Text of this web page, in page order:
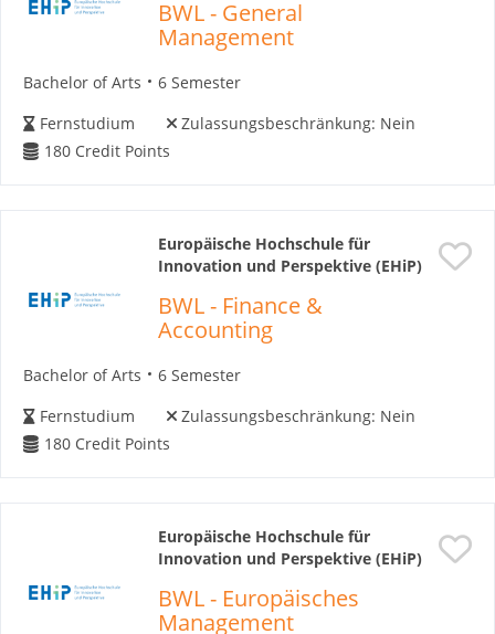
BWL - General
Management
Bachelor of Arts
6 Semester
Fernstudium
Zulassungsbeschränkung: Nein
180 Credit Points
Europäische Hochschule für
Innovation und Perspektive (EHiP)
BWL - Finance &
Accounting
Bachelor of Arts
6 Semester
Fernstudium
Zulassungsbeschränkung: Nein
180 Credit Points
Europäische Hochschule für
Innovation und Perspektive (EHiP)
BWL - Europäisches
Management